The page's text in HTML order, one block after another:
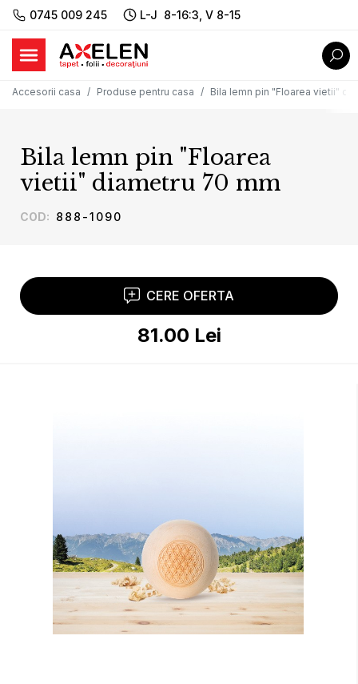
0745 009 245 L-J 8-16:3, V 8-15
Accesorii casa Produse pentru casa Bila lemn pin "Floarea vietii"
CERE OFERTA
81.00 Lei
Bila lemn pin "Floarea
vietii" diametru 70 mm
COD: 888-1090